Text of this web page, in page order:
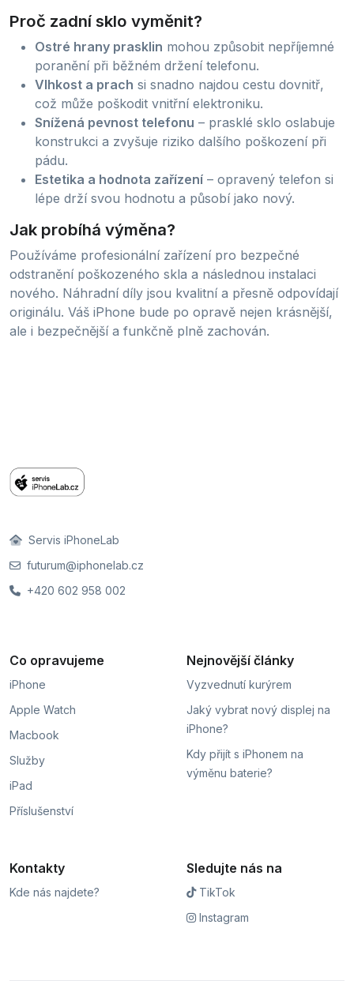
Proč zadní sklo vyměnit?
Ostré hrany prasklin mohou způsobit nepříjemné
poranění při běžném držení telefonu.
Vlhkost a prach si snadno najdou cestu dovnitř,
což může poškodit vnitřní elektroniku.
Snížená pevnost telefonu – prasklé sklo oslabuje
konstrukci a zvyšuje riziko dalšího poškození při
pádu.
Estetika a hodnota zařízení – opravený telefon si
lépe drží svou hodnotu a působí jako nový.
Jak probíhá výměna?
Používáme profesionální zařízení pro bezpečné
odstranění poškozeného skla a následnou instalaci
nového. Náhradní díly jsou kvalitní a přesně odpovídají
originálu. Váš iPhone bude po opravě nejen krásnější,
ale i bezpečnější a funkčně plně zachován.
Servis iPhoneLab
futurum@iphonelab.cz
+420 602 958 002
Co opravujeme
iPhone
Apple Watch
Macbook
Služby
iPad
Příslušenství
Nejnovější články
Vyzvednutí kurýrem
Jaký vybrat nový displej na
iPhone?
Kdy přijít s iPhonem na
výměnu baterie?
Kontakty
Kde nás najdete?
Sledujte nás na
TikTok
Instagram